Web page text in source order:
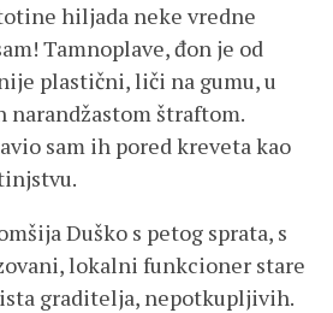
hiljada neke vredne
Tamnoplave, đon je od
plastični, liči na gumu, u
narandžastom štraftom.
sam ih pored kreveta kao
Duško s petog sprata, s
lokalni funkcioner stare
graditelja, nepotkupljivih.